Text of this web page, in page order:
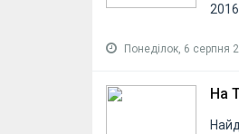
2016
Понеділок, 6 серпня
На